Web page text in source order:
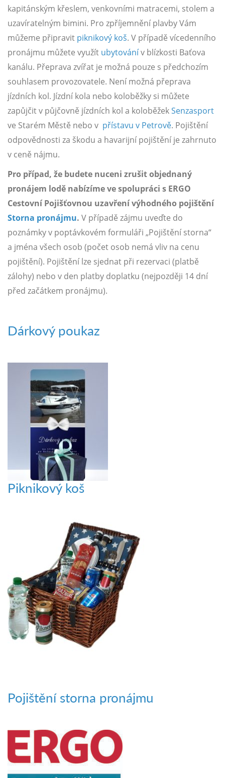
kapitánským křeslem, venkovními matracemi, stolem a
uzavíratelným bimini. Pro zpříjemnění plavby Vám
můžeme připravit piknikový koš. V případě vícedenního
pronájmu můžete využít ubytovánív blízkosti Baťova
kanálu. Přeprava zvířat je možná pouze s předchozím
souhlasem provozovatele. Není možná přeprava
jízdních kol. Jízdní kola nebo koloběžky si můžete
zapůjčit v půjčovně jízdních kol a koloběžekSenzasport
ve Starém Městě nebo v přístavu v Petrově. Pojištění
odpovědnosti za škodu a havarijní pojištění je zahrnuto
v ceně nájmu.
Pro případ, že budete nuceni zrušit objednaný
pronájem lodě nabízíme ve spolupráci s ERGO
Cestovní Pojišťovnou uzavření výhodného pojištění
Storna pronájmu. V případě zájmu uveďte do
poznámky v poptávkovém formuláři „Pojištění storna“
a jména všech osob (počet osob nemá vliv na cenu
pojištění). Pojištění lze sjednat při rezervaci (platbě
zálohy) nebo v den platby doplatku (nejpozději 14 dní
před začátkem pronájmu).
Dárkový poukaz
Piknikový koš
Pojištění storna pronájmu